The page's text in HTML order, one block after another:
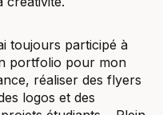
toujours participé à
portfolio pour mon
réaliser des flyers
logos et des